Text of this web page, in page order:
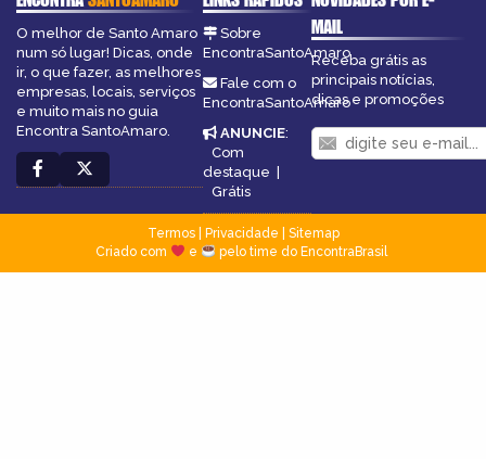
O melhor de Santo Amaro
num só lugar! Dicas, onde
ir, o que fazer, as melhores
empresas, locais, serviços
e muito mais no guia
Encontra SantoAmaro.
Sobre
EncontraSantoAmaro
Fale com o
EncontraSantoAmaro
ANUNCIE:
Com
destaque |
Grátis
MAIL
Receba grátis as
principais notícias,
dicas e promoções
Termos| Privacidade
Sitemap
Criado com
e pelo time do EncontraBrasil